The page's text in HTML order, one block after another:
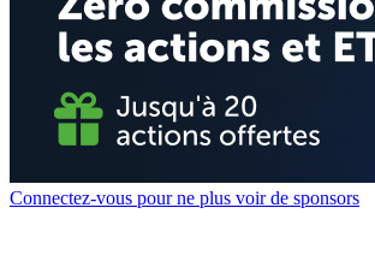
Connectez-vous pour ne plus voir de sponsors